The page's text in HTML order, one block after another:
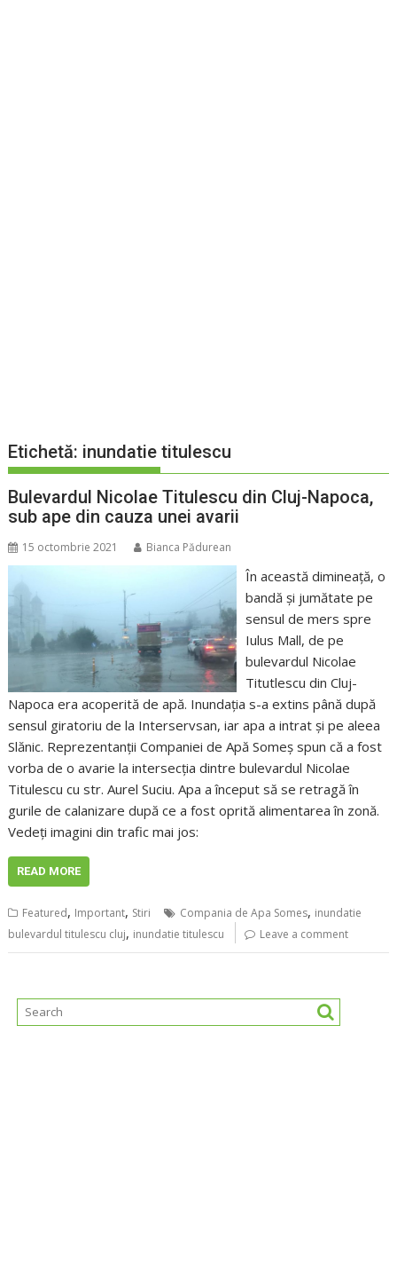
Etichetă: inundatie titulescu
Bulevardul Nicolae Titulescu din Cluj-Napoca,
sub ape din cauza unei avarii
15 octombrie 2021 Bianca Pădurean
În această dimineață, o
bandă și jumătate pe
sensul de mers spre
Iulus Mall, de pe
bulevardul Nicolae
Titutlescu din Cluj-
Napoca era acoperită de apă. Inundația s-a extins până după
sensul giratoriu de la Interservsan, iar apa a intrat și pe aleea
Slănic. Reprezentanții Companiei de Apă Someș spun că a fost
vorba de o avarie la intersecția dintre bulevardul Nicolae
Titulescu cu str. Aurel Suciu. Apa a început să se retragă în
gurile de calanizare după ce a fost oprită alimentarea în zonă.
Vedeți imagini din trafic mai jos:
READ MORE
Featured, Important, Stiri Compania de Apa Somes, inundatie
bulevardul titulescu cluj, inundatie titulescu Leave a comment